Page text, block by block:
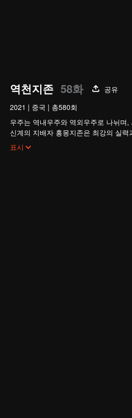
역천지존 58화
공유
2021 | 중국 | 총580회
우주는 역내우주와 역외우주로 나뉘며
신계의 지배자 홍몽지존은 최강의 실
지존의 배신으로 목숨을 잃고, 만세윤
그는 윤회할 때마다 멸문을 당하다가
망월진 담가의 도련님 담운은 혼례 당
표시